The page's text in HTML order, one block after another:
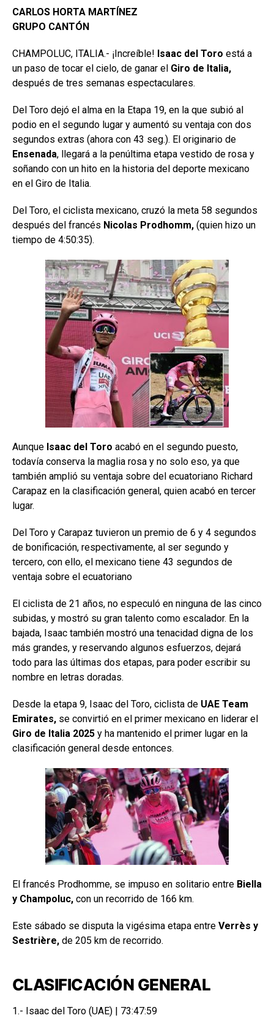
CARLOS HORTA MARTÍNEZ
GRUPO CANTÓN
CHAMPOLUC, ITALIA.- ¡Increíble! Isaac del Toro está a
un paso de tocar el cielo, de ganar el Giro de Italia,
después de tres semanas espectaculares.
Del Toro dejó el alma en la Etapa 19, en la que subió al
podio en el segundo lugar y aumentó su ventaja con dos
segundos extras (ahora con 43 seg.). El originario de
Ensenada, llegará a la penúltima etapa vestido de rosa y
soñando con un hito en la historia del deporte mexicano
en el Giro de Italia.
Del Toro, el ciclista mexicano, cruzó la meta 58 segundos
después del francés Nicolas Prodhomm, (quien hizo un
tiempo de 4:50:35).
Aunque Isaac del Toro acabó en el segundo puesto,
todavía conserva la maglia rosa y no solo eso, ya que
también amplió su ventaja sobre del ecuatoriano Richard
Carapaz en la clasificación general, quien acabó en tercer
lugar.
Del Toro y Carapaz tuvieron un premio de 6 y 4 segundos
de bonificación, respectivamente, al ser segundo y
tercero, con ello, el mexicano tiene 43 segundos de
ventaja sobre el ecuatoriano
El ciclista de 21 años, no especuló en ninguna de las cinco
subidas, y mostró su gran talento como escalador. En la
bajada, Isaac también mostró una tenacidad digna de los
más grandes, y reservando algunos esfuerzos, dejará
todo para las últimas dos etapas, para poder escribir su
nombre en letras doradas.
Desde la etapa 9, Isaac del Toro, ciclista de UAE Team
Emirates, se convirtió en el primer mexicano en liderar el
Giro de Italia 2025 y ha mantenido el primer lugar en la
clasificación general desde entonces.
El francés Prodhomme, se impuso en solitario entre Biella
y Champoluc, con un recorrido de 166 km.
Este sábado se disputa la vigésima etapa entre Verrès y
Sestrière, de 205 km de recorrido.
CLASIFICACIÓN GENERAL
1.- Isaac del Toro (UAE) | 73:47:59